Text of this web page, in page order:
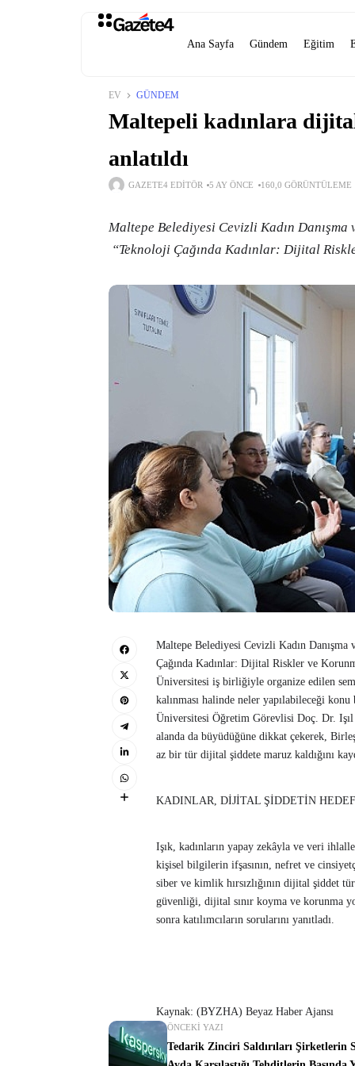
Ana Sayfa Gündem Eğitim
EV GÜNDEM
Maltepeli kadınlara
anlatıldı
GAZETE4 EDITÖR 5 AY ÖNCE 160,0 GÖRÜNTÜLEME
Maltepe Belediyesi Cevizli Kadın
“Teknoloji Çağında Kadınlar: Dijital
Maltepe Belediyesi Cevizli Kadın
Çağında Kadınlar: Dijital Riskler ve
Üniversitesi iş birliğiyle organize edilen
kalınması halinde neler yapılabileceği konu
Üniversitesi Öğretim Görevlisi Doç. Dr.
alanda da büyüdüğüne dikkat çekerek,
az bir tür dijital şiddete maruz kaldığını
KADINLAR, DİJİTAL ŞİDDETİN
Işık, kadınların yapay zekâyla ve veri
kişisel bilgilerin ifşasının, nefret ve
siber ve kimlik hırsızlığının dijital şiddet
güvenliği, dijital sınır koyma ve korunma
sonra katılımcıların sorularını yanıtladı.
Kaynak: (BYZHA) Beyaz Haber Ajansı
ÖNCEKI YAZI
Tedarik Zinciri Saldırıları Şirketlerin